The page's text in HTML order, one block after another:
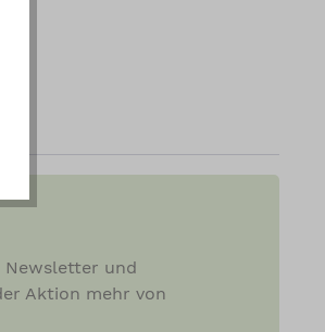
Newsletter und
Aktion mehr von